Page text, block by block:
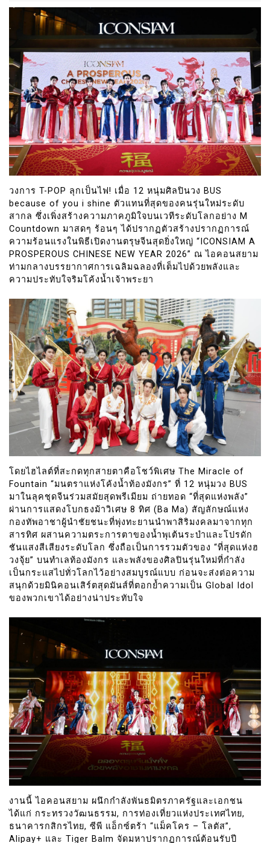
วงการ T-POP ลุกเป็นไฟ! เมื่อ 12 หนุ่มศิลปินวง BUS
because of you i shine ตัวแทนที่สุดของคนรุ่นใหม่ระดับ
สากล ซึ่งเพิ่งสร้างความภาคภูมิใจบนเวทีระดับโลกอย่าง M
Countdown มาสดๆ ร้อนๆ ได้ปรากฏตัวสร้างปรากฏการณ์
ความร้อนแรงในพิธีเปิดงานตรุษจีนสุดยิ่งใหญ่ “ICONSIAM A
PROSPEROUS CHINESE NEW YEAR 2026” ณ ไอคอนสยาม
ท่ามกลางบรรยากาศการเฉลิมฉลองที่เต็มไปด้วยพลังและ
ความประทับใจริมโค้งน้ำเจ้าพระยา
โดยไฮไลต์ที่สะกดทุกสายตาคือโชว์พิเศษ The Miracle of
Fountain “มนตราแห่งโค้งน้ำท้องมังกร” ที่ 12 หนุ่มวง BUS
มาในลุคชุดจีนร่วมสมัยสุดพรีเมียม ถ่ายทอด “ที่สุดแห่งพลัง”
ผ่านการแสดงโบกธงม้าวิเศษ 8 ทิศ (Ba Ma) สัญลักษณ์แห่ง
กองทัพอาชาผู้นำชัยชนะที่พุ่งทะยานนำพาสิริมงคลมาจากทุก
สารทิศ ผสานความตระการตาของน้ำพุเต้นระบำและโปรดัก
ชันแสงสีเสียงระดับโลก ซึ่งถือเป็นการรวมตัวของ “ที่สุดแห่งฮ
วงจุ้ย” บนทำเลท้องมังกร และพลังของศิลปินรุ่นใหม่ที่กำลัง
เป็นกระแสไปทั่วโลกไว้อย่างสมบูรณ์แบบ ก่อนจะส่งต่อความ
สนุกด้วยมินิคอนเสิร์ตสุดมันส์ที่ตอกย้ำความเป็น Global Idol
ของพวกเขาได้อย่างน่าประทับใจ
งานนี้ ไอคอนสยาม ผนึกกำลังพันธมิตรภาครัฐและเอกชน
ได้แก่ กระทรวงวัฒนธรรม, การท่องเที่ยวแห่งประเทศไทย,
ธนาคารกสิกรไทย, ซีพี แอ็กซ์ตร้า “แม็คโคร – โลตัส”,
Alipay+ และ Tiger Balm จัดมหาปรากฏการณ์ต้อนรับปี